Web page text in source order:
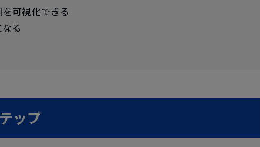
可視化できる
る
ップ